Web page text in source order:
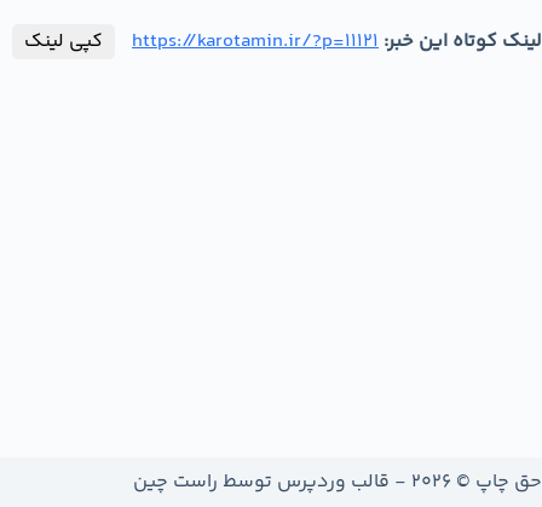
لینک کوتاه این خبر: https://karotamin.ir/?p=11121 کپی لینک
حق چاپ © 2026 - قالب وردپرس توسط راست چین